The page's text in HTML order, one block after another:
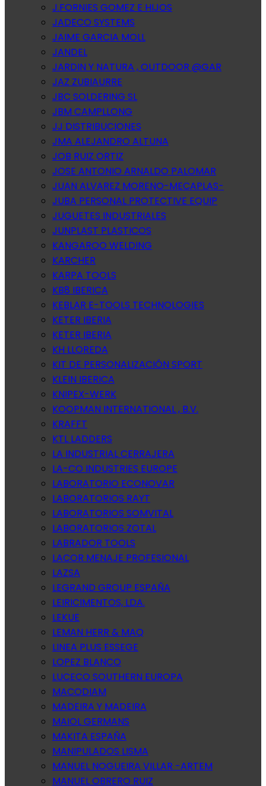
J.FORNIES GOMEZ E HIJOS
JADECO SYSTEMS
JAIME GARCIA MOLL
JANDEL
JARDIN Y NATURA , OUTDOOR @GAR
JAZ ZUBIAURRE
JBC SOLDERING SL
JBM CAMPLLONG
JJ DISTRIBUCIONES
JMA ALEJANDRO ALTUNA
JOB RUIZ ORTIZ
JOSE ANTONIO ARNALDO PALOMAR
JUAN ALVAREZ MORENO-MECAPLAS-
JUBA PERSONAL PROTECTIVE EQUIP
JUGUETES INDUSTRIALES
JUNPLAST PLASTICOS
KANGAROO WELDING
KARCHER
KARPA TOOLS
KB8 IBERICA
KEBLAR E-TOOLS TECHNOLOGIES
KETER IBERIA
KETER IBERIA
KH LLOREDA
KIT DE PERSONALIZACIÓN SPORT
KLEIN IBERICA
KNIPEX-WERK
KOOPMAN INTERNATIONAL , B.V.
KRAFFT
KTL LADDERS
LA INDUSTRIAL CERRAJERA
LA-CO INDUSTRIES EUROPE
LABORATORIO ECONOVAR
LABORATORIOS RAYT
LABORATORIOS SOMVITAL
LABORATORIOS ZOTAL
LABRADOR TOOLS
LACOR MENAJE PROFESIONAL
LAZSA
LEGRAND GROUP ESPAÑA
LEIRICIMENTOS, LDA.
LEKUE
LEMAN HERR & MAQ
LINEA PLUS ESSEGE
LOPEZ BLANCO
LUCECO SOUTHERN EUROPA
MACODIAM
MADEIRA Y MADEIRA
MAIOL GERMANS
MAKITA ESPAÑA
MANIPULADOS LISMA
MANUEL NOGUEIRA VILLAR -ARTEM
MANUEL OBRERO RUIZ